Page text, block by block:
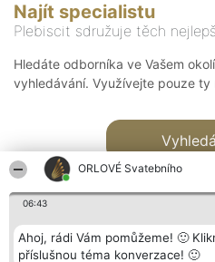
ORLOVÉ Svatebního
06:43
Ahoj, rádi Vám pomůžeme! 🙂
příslušnou téma konverzace! 🙂
Najít specialistu
Plebiscit sdružuje těch
Hledáte odborníka ve Vašem
vyhledávání. Využívejte pouze ty